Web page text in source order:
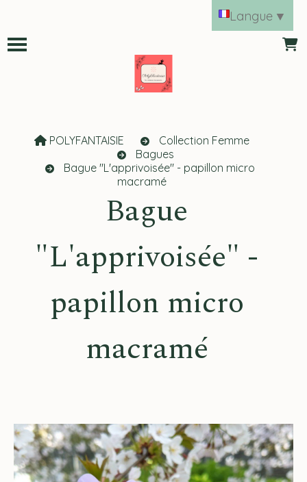
POLYFANTAISIE
Collection Femme
Bagues
Bague "L'apprivoisée" - papillon micro
macramé
Bague
"L'apprivoisée" -
papillon micro
macramé
Langue ▼